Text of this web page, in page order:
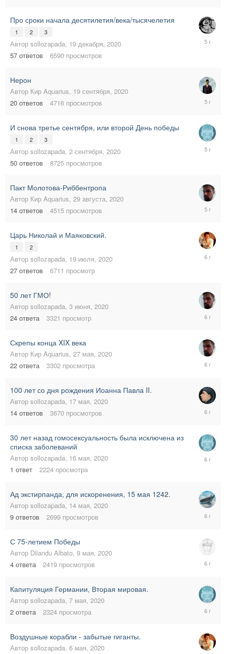
Про сроки начала десятилетия/века/тысячелетия
1 2 3
Автор sollozapada, 19 декабря, 2020
57 ответов 6590 просмотров
24
декабря,
Нерон
Автор Кир Aquarius, 19 сентября, 2020
20 ответов 4716 просмотров
22
И снова третье сентября, или второй День победы
1 2 3
Автор sollozapada, 2 сентября, 2020
50 ответов 8725 просмотров
Пакт Молотова-Риббентропа
Автор Кир Aquarius, 29 августа, 2020
14 ответов 4515 просмотров
Царь Николай и Маяковский.
1 2
Автор sollozapada, 19 июля, 2020
27 ответов 6711 просмотр
29
июля,
50 лет ГМО!
Автор sollozapada, 3 июня, 2020
24 ответа 3321 просмотр
июня,
Скрепы конца XIX века
Автор Кир Aquarius, 27 мая, 2020
22 ответа 3302 просмотра
29
мая,
100 лет со дня рождения Иоанна Павла II.
Автор sollozapada, 17 мая, 2020
14 ответов 3670 просмотров
20
мая,
30 лет назад гомосексуальность была исключена из
списка заболеваний
Автор sollozapada, 16 мая, 2020
1 ответ 2224 просмотра
16
мая,
Ад экстирпанда, для искоренения, 15 мая 1242.
Автор sollozapada, 14 мая, 2020
9 ответов 2699 просмотров
16
мая,
С 75-летием Победы
Автор Dilandu Albato, 9 мая, 2020
4 ответа 2419 просмотров
мая,
Капитуляция Германии, Вторая мировая.
Автор sollozapada, 7 мая, 2020
2 ответа 2324 просмотра
мая,
Воздушные корабли - забытые гиганты.
Автор sollozapada, 6 мая, 2020